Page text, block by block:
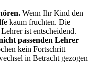
Wenn Ihr Kind den
kaum fruchten. Die
ist entscheidend.
passenden Lehrer
kein Fortschritt
in Betracht gezogen